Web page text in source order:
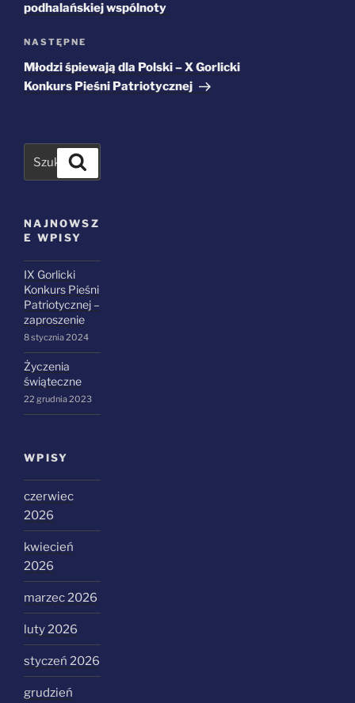
podhalańskiej wspólnoty
Następny
wpis
NASTĘPNE
Młodzi śpiewają dla Polski – X Gorlicki
Konkurs Pieśni Patriotycznej
NAJNOWSZ
E WPISY
IX Gorlicki
Konkurs Pieśni
Patriotycznej –
zaproszenie
8 stycznia 2024
Życzenia
świąteczne
22 grudnia 2023
WPISY
czerwiec
2026
kwiecień
2026
marzec 2026
luty 2026
styczeń 2026
grudzień